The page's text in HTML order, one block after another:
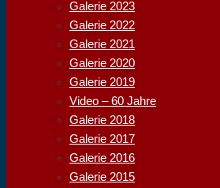
Galerie 2023
Galerie 2022
Galerie 2021
Galerie 2020
Galerie 2019
Video – 60 Jahre
Galerie 2018
Galerie 2017
Galerie 2016
Galerie 2015